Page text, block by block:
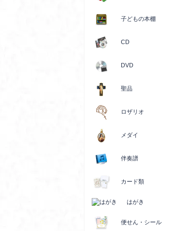
子どもの本棚
CD
DVD
聖品
ロザリオ
メダイ
伴奏譜
カード類
はがき
便せん・シール